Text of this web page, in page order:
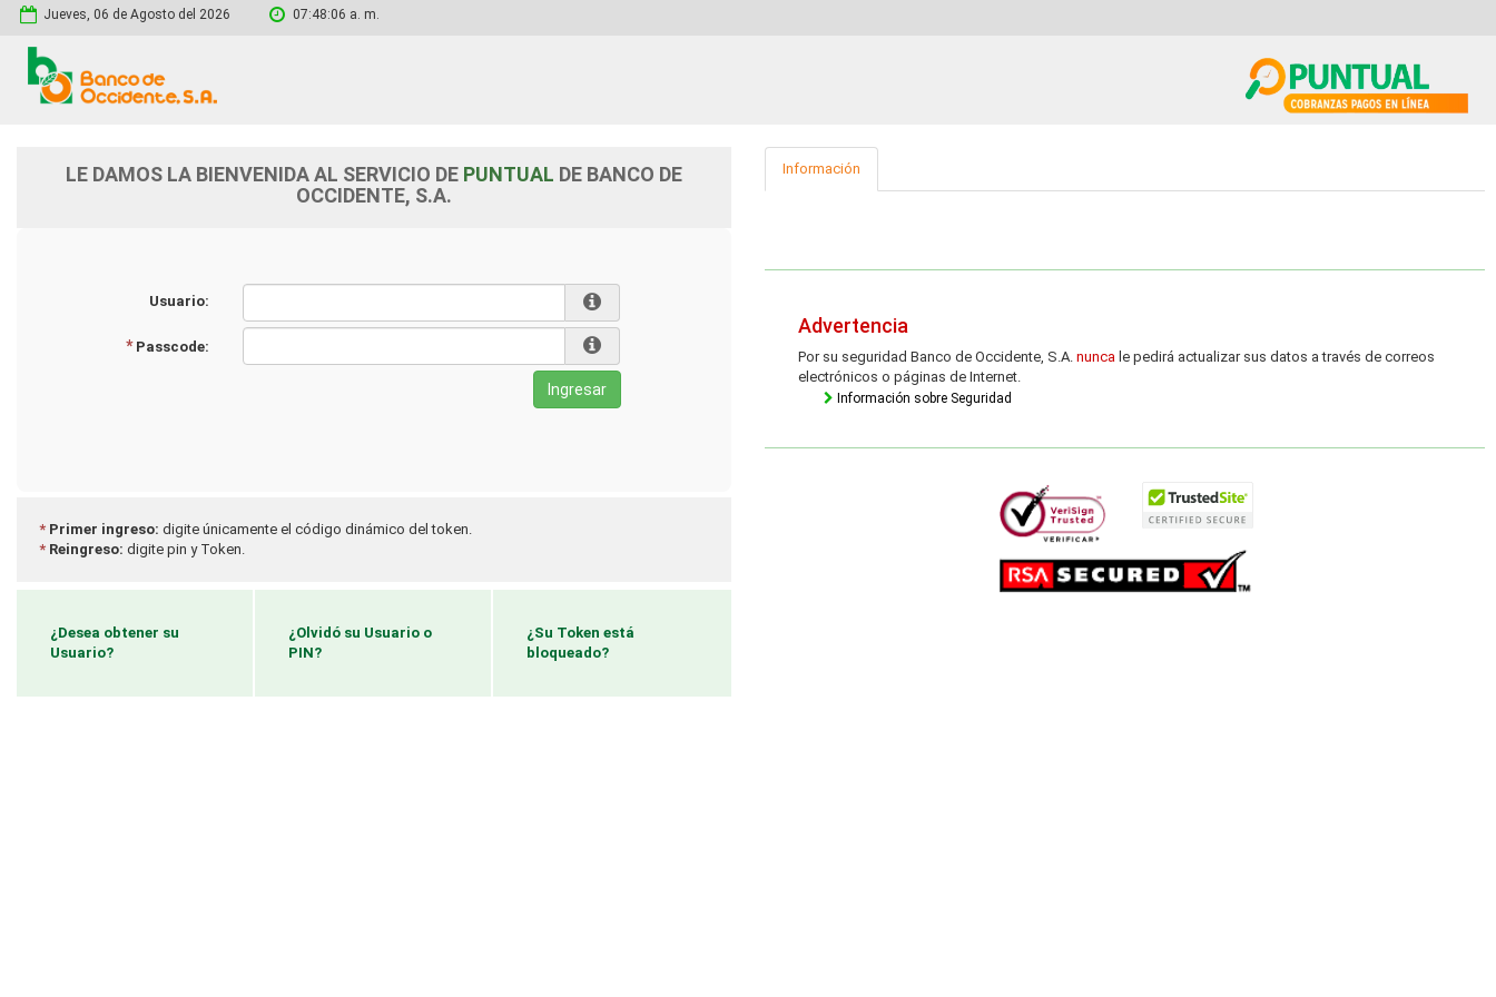
Jueves, 06 de Agosto del 2026 07:48:06 a. m.
LE DAMOS LA BIENVENIDA AL SERVICIO DE PUNTUAL DE BANCO DE
OCCIDENTE, S.A.
Usuario:
*Passcode:
* Primer ingreso: digite únicamente el código dinámico del token.
* Reingreso: digite pin y Token.
¿Desea obtener su
Usuario?
¿Olvidó su Usuario o
PIN?
¿Su Token está
bloqueado?
Información
Advertencia
Por su seguridad Banco de Occidente, S.A. nunca le pedirá actualizar sus datos a través de correos
electrónicos o páginas de Internet.
Información sobre Seguridad